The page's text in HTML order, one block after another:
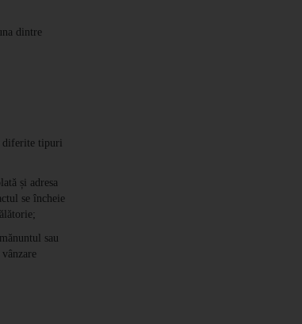
dintre
diferite tipuri
și adresa
se încheie
sau